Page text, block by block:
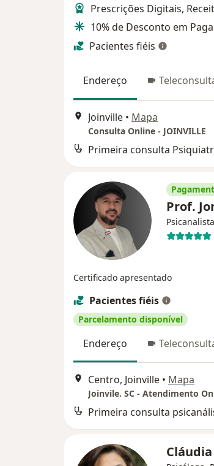
Prescrições Digitais,
10% de Desconto em
Pacientes fiéis
Endereço
Joinville • Mapa
Consulta Online - JOINVILLE
Primeira consulta
Prof.
Psicanalista
Certificado apresentado
Pacientes fiéis
Parcelamento disponível
Endereço
Centro, Joinville • Mapa
Joinvile. SC - Atendimento
Primeira consulta